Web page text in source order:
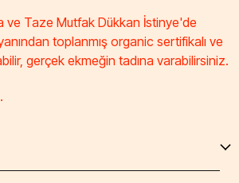
Taze Mutfak Dükkan İstinye'de
toplanmış organic sertifikalı ve
gerçek ekmeğin tadına varabilirsiniz.